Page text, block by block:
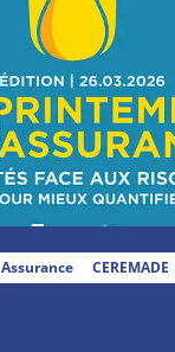
Assurance CEREMADE